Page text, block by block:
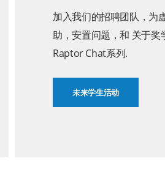
加入我们的招聘团队，为
助，安置问题，和 关于奖
Raptor Chat系列.
未来学生活动